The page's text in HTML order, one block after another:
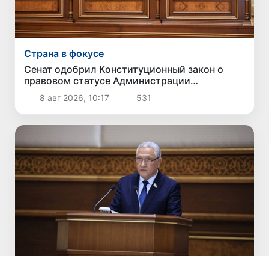
Страна в фокусе
Сенат одобрил Конституционный закон о
правовом статусе Администрации
Президента Республики Узбекистан
8 авг 2026, 10:17 531